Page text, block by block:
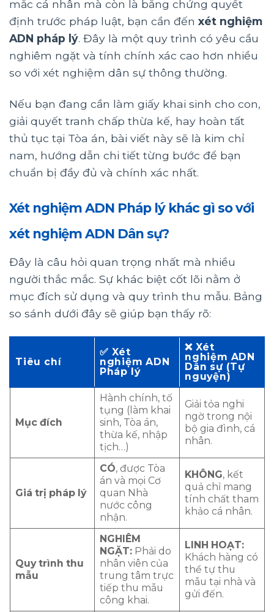
mắc cá nhân mà còn là bằng chứng quyết
định trước pháp luật, bạn cần đến xét nghiệm
ADN pháp lý. Đây là một quy trình có yêu cầu
nghiêm ngặt và tính chính xác cao hơn nhiều
so với xét nghiệm dân sự thông thường.
Nếu bạn đang cần làm giấy khai sinh cho con,
giải quyết tranh chấp thừa kế, hay hoàn tất
thủ tục tại Tòa án, bài viết này sẽ là kim chỉ
nam, hướng dẫn chi tiết từng bước để bạn
chuẩn bị đầy đủ và chính xác nhất.
Xét nghiệm ADN Pháp lý khác gì so với
xét nghiệm ADN Dân sự?
Đây là câu hỏi quan trọng nhất mà nhiều
người thắc mắc. Sự khác biệt cốt lõi nằm ở
mục đích sử dụng và quy trình thu mẫu. Bảng
so sánh dưới đây sẽ giúp bạn thấy rõ:
Tiêu chí
✅ Xét
nghiệm ADN
Pháp lý
❌ Xét
nghiệm ADN
Dân sự (Tự
nguyện)
Mục đích
Hành chính, tố
tụng (làm khai
sinh, Tòa án,
thừa kế, nhập
tịch…)
Giải tỏa nghi
ngờ trong nội
bộ gia đình, cá
nhân.
Giá trị pháp lý
CÓ, được Tòa
án và mọi Cơ
quan Nhà
nước công
nhận.
KHÔNG, kết
quả chỉ mang
tính chất tham
khảo cá nhân.
Quy trình thu
mẫu
NGHIÊM
NGẶT:Phải do
nhân viên của
trung tâm trực
tiếp thu mẫu
công khai.
LINH HOẠT:
Khách hàng có
thể tự thu
mẫu tại nhà và
gửi đến.